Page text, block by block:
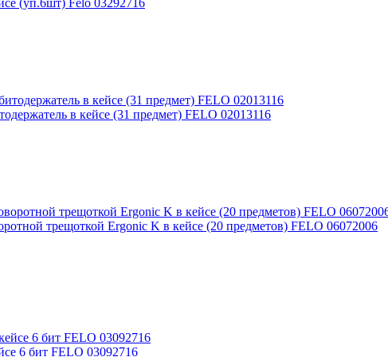
(уп.6шт) Felo 03292716
в кейсе (31 предмет) FELO 02013116
трещоткой Ergonic K в кейсе (20 предметов) FELO 06072006
6 бит FELO 03092716